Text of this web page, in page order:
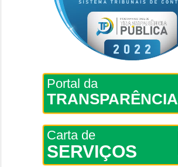
Portal da
TRANSPARÊNCIA
Carta de
SERVIÇOS